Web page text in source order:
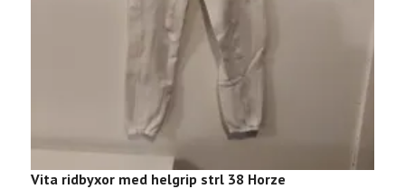
Vita ridbyxor med helgrip strl 38 Horze